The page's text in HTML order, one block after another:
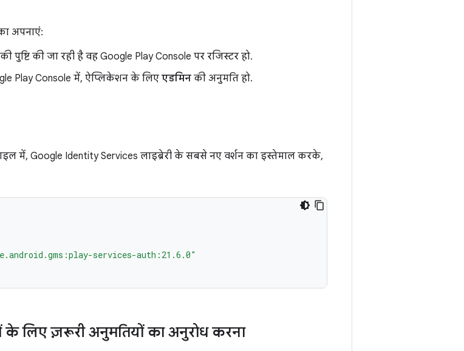
अपनाएं:
की जा रही है वह Google Play Console पर रजिस्टर हो.
Play Console में, ऐप्लिकेशन के लिए एडमिन की अनुमति हो.
में, Google Identity Services लाइब्रेरी के सबसे नए वर्शन का इस्तेमाल करके,
services-auth:21.6.0"
के लिए ज़रूरी अनुमतियों का अनुरोध करना